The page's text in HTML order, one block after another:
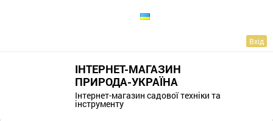
Вхід
ІНТЕРНЕТ-МАГАЗИН
ПРИРОДА-УКРАЇНА
Інтернет-магазин садової техніки та
інструменту